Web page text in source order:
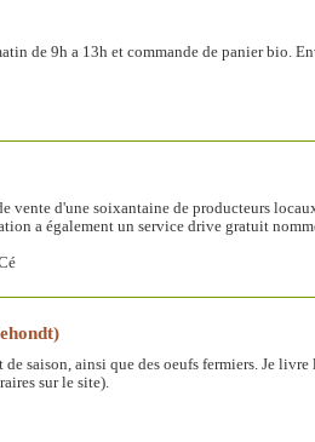
de 9h a 13h et commande de panier bio.
vente d'une soixantaine de producteurs
a également un service drive gratuit
saison, ainsi que des oeufs fermiers. Je
sur le site).